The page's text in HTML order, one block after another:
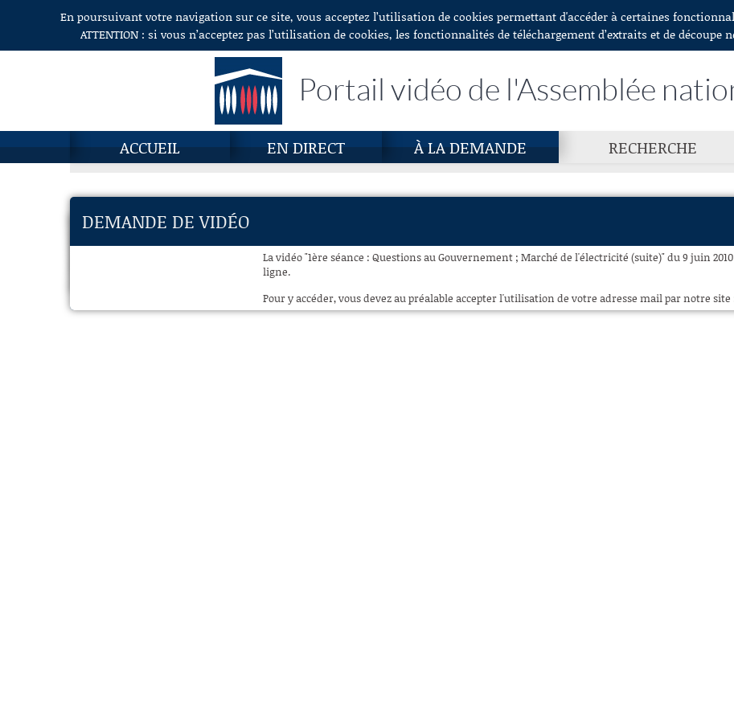
Aller au contenuEn poursuivant votre navigation sur ce site, vous acceptez l’utilisation de cookies permettant d'accéder à certaines
ATTENTION : si vous n’acceptez pas l’utilisation de cookies, les fonctionnalités de téléchargement d’extraits et de découpe
Portail vidéo de l'Assemblée
ACCUEIL EN DIRECT À LA DEMANDE RECHERCHE
DEMANDE DE VIDÉO
La vidéo "1ère séance : Questions au Gouvernement ; Marché de l'électricité (suite)" du 9 juin
ligne.
Pour y accéder, vous devez au préalable accepter l'utilisation de votre adresse mail par notre site